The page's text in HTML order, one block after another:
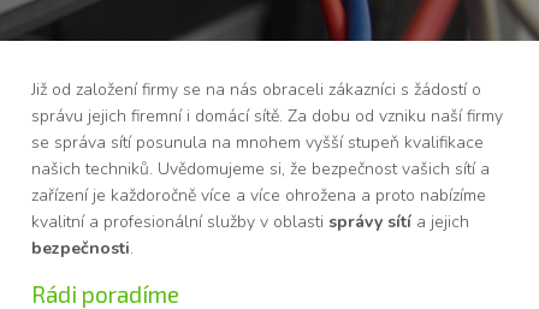
Již od založení firmy se na nás obraceli zákazníci s žádostí o
správu jejich firemní i domácí sítě. Za dobu od vzniku naší firmy
se správa sítí posunula na mnohem vyšší stupeň kvalifikace
našich techniků. Uvědomujeme si, že bezpečnost vašich sítí a
zařízení je každoročně více a více ohrožena a proto nabízíme
kvalitní a profesionální služby v oblasti správy sítí a jejich
bezpečnosti.
Rádi poradíme